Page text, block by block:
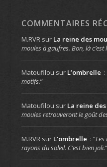
COMMENTAIRES
M.RVRsur La reine des
moules à gaufres. Bon, là
Matoufilou sur L’ombrelle :
motifs.”
Matoufilou sur La reine
moules retrouveront le goût
M.RVRsur L’ombrelle : “Les
rayons du soleil. C’est bien joli.”